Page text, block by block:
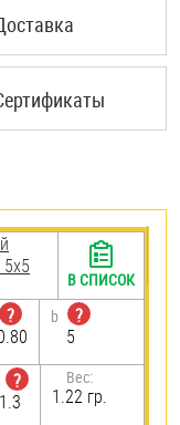
?
b
?
5
?
1.3
Вес:
1.22 гр.
В СПИСОК